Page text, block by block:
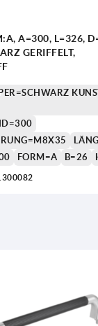
A=300, L=326,
GERIFFELT,
FORM=A B=26